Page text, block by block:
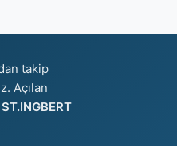
takip
Açılan
ST.INGBERT